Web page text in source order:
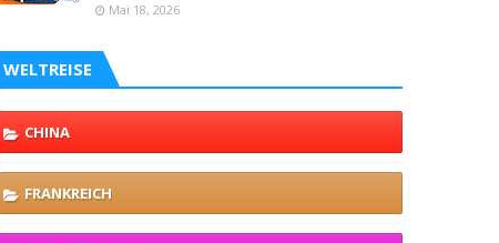
Mai 18, 2026
WELTREISE
CHINA
FRANKREICH